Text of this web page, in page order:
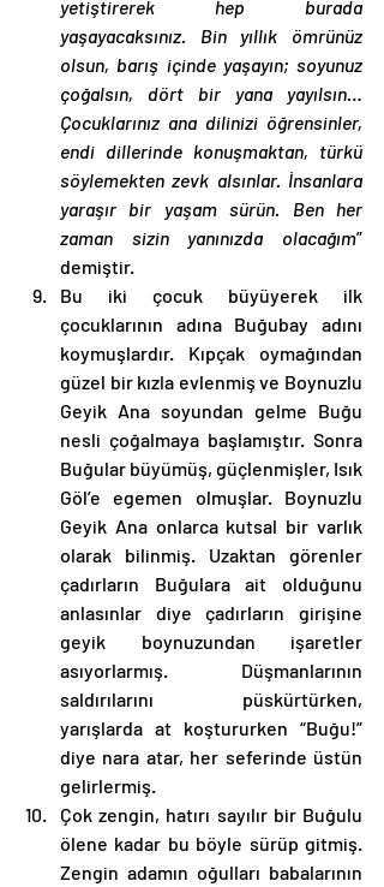
yetiştirerek hep burada
yaşayacaksınız. Bin yıllık ömrünüz
olsun, barış içinde yaşayın; soyunuz
çoğalsın, dört bir yana yayılsın…
Çocuklarınız ana dilinizi öğrensinler,
endi dillerinde konuşmaktan, türkü
söylemekten zevk alsınlar. İnsanlara
yaraşır bir yaşam sürün. Ben her
zaman sizin yanınızda olacağım”
demiştir.
Bu iki çocuk büyüyerek ilk
çocuklarının adına Buğubay adını
koymuşlardır. Kıpçak oymağından
güzel bir kızla evlenmiş ve Boynuzlu
Geyik Ana soyundan gelme Buğu
nesli çoğalmaya başlamıştır. Sonra
Buğular büyümüş, güçlenmişler, Isık
Göl’e egemen olmuşlar. Boynuzlu
Geyik Ana onlarca kutsal bir varlık
olarak bilinmiş. Uzaktan görenler
çadırların Buğulara ait olduğunu
anlasınlar diye çadırların girişine
geyik boynuzundan işaretler
asıyorlarmış. Düşmanlarının
saldırılarını püskürtürken,
yarışlarda at koştururken “Buğu!”
diye nara atar, her seferinde üstün
gelirlermiş.
Çok zengin, hatırı sayılır bir Buğulu
ölene kadar bu böyle sürüp gitmiş.
Zengin adamın oğulları babalarının